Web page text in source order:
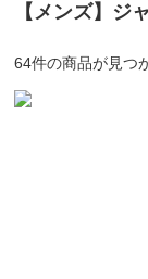
【メンズ】ジ
64件の商品が見つ